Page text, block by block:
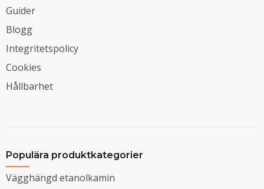
Guider
Blogg
Integritetspolicy
Cookies
Hållbarhet
Populära produktkategorier
Vägghängd etanolkamin